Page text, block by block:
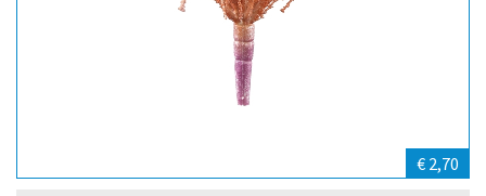
€ 2,70